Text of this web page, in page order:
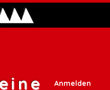
Anmelden